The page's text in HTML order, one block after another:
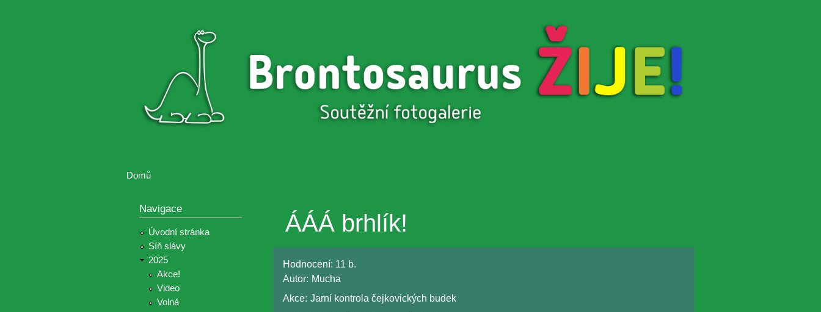
Brontosaurus
Brontosaurus
Domů
Navigace
Úvodní stránka
Síň slávy
2025
Akce!
Video
Volná
ÁÁÁ brhlík!
Hodnocení: 11 b.
Autor: Mucha
Akce: Jarní kontrola čejkovických budek